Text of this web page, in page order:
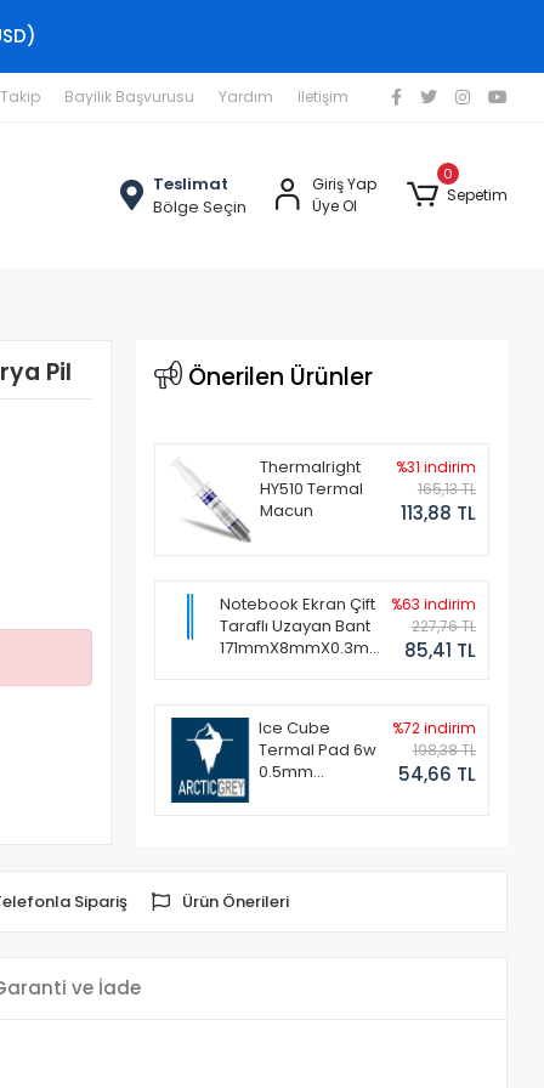
Bayilik Başvurusu Yardım İletişim
Teslimat
Bölge Seçin
Giriş Yap
Üye Ol
0
Sepetim
Pil Önerilen Ürünler
Thermalright
HY510 Termal
Macun
%31 indirim
165,13 TL
113,88 TL
Notebook Ekran Çift
Taraflı Uzayan Bant
171mmX8mmX0.3mm
%63 indirim
227,76 TL
85,41 TL
Ice Cube
Termal Pad 6w
0.5mm
%72 indirim
198,38 TL
54,66 TL
Sipariş Ürün Önerileri
ve İade